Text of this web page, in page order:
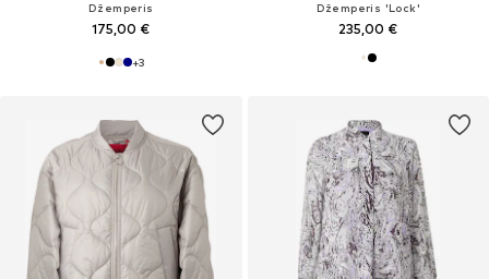
Džemperis
175,00 €
+3
Džemperis 'Lock'
235,00 €